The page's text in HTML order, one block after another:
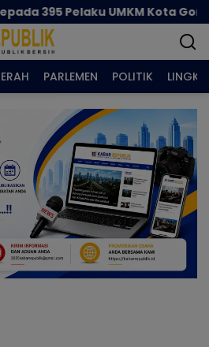
UMKM Kota Gorontalo
PARLEMEN POLITIK